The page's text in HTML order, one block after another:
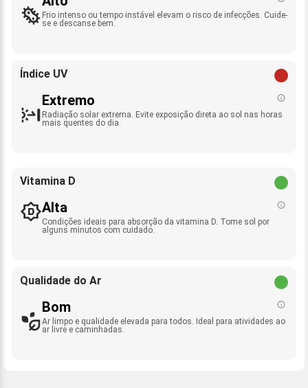
Frio intenso ou tempo instável elevam o risco de infecções. Cuide-
se e descanse bem.
Índice UV
Extremo
Radiação solar extrema. Evite exposição direta ao sol nas horas
mais quentes do dia.
Vitamina D
Alta
Condições ideais para absorção da vitamina D. Tome sol por
alguns minutos com cuidado.
Qualidade do Ar
Bom
Ar limpo e qualidade elevada para todos. Ideal para atividades ao
ar livre e caminhadas.